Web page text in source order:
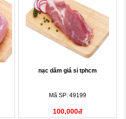
nạc dăm giá sỉ tphcm
Mã SP: 49199
100,000đ